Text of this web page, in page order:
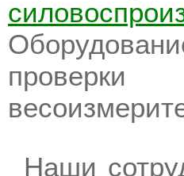
Наши